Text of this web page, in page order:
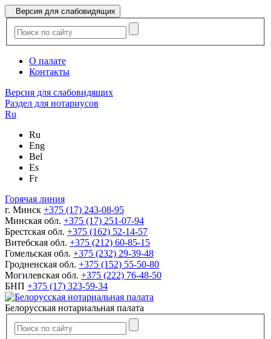
Версия для слабовидящих
О палате
Контакты
Версия для слабовидящих
Раздел для нотариусов
Ru
Ru
Eng
Bel
Es
Fr
Горячая линия
г. Минск +375 (17) 243-08-95
Минская обл. +375 (17) 251-07-94
Брестская обл. +375 (162) 52-14-57
Витебская обл. +375 (212) 60-85-15
Гомельская обл. +375 (232) 29-39-48
Гродненская обл. +375 (152) 55-50-80
Могилевская обл. +375 (222) 76-48-50
БНП +375 (17) 323-59-34
Белорусская нотариальная палата